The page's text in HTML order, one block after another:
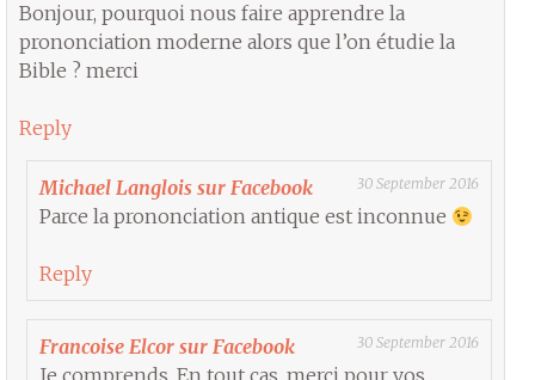
Bonjour, pourquoi nous faire apprendre la
prononciation moderne alors que l’on étudie la
Bible ? merci
Reply
Michael Langlois sur Facebook 30 September 2016
Parce la prononciation antique est inconnue
Reply
Francoise Elcor sur Facebook 30 September 2016
Je comprends. En tout cas, merci pour vos